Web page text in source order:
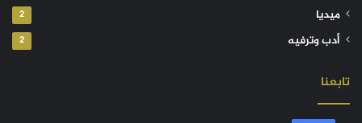
ميديا 2
أدب وترفيه 2
تابعنا